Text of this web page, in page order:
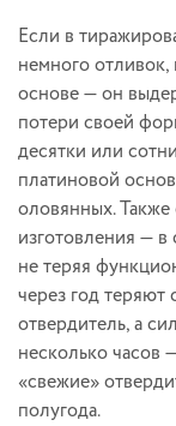
Если в
немного
основе — он
потери своей
десятки или
платиновой
оловянных.
изготовления —
не теряя
через год теряют
отвердитель, а
несколько часов
«свежие»
полугода.